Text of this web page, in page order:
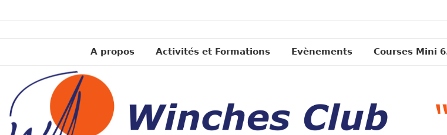
A propos Activités et Formations Evènements Courses Mini